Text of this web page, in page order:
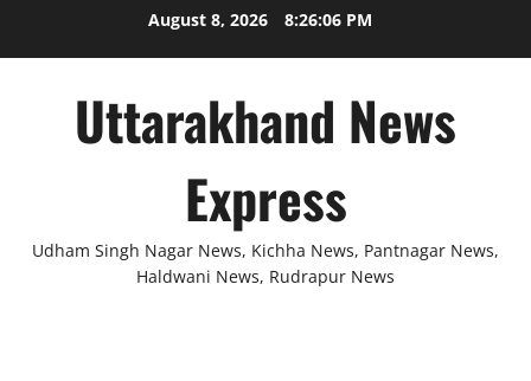
August 8, 2026 8:26:07 PM
Uttarakhand News
Express
Udham Singh Nagar News, Kichha News, Pantnagar News,
Haldwani News, Rudrapur News